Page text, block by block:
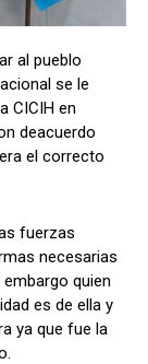
al pueblo
se le
CICIH en
deacuerdo
el correcto
fuerzas
necesarias
quien
es de ella y
ya que fue la